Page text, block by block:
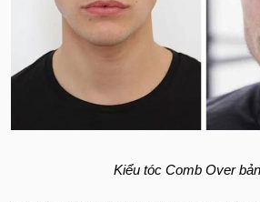
Kiểu tóc Comb Over